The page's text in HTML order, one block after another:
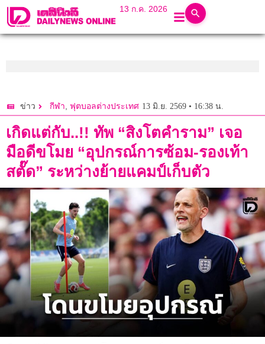
13 ก.ค. 2026
ข่าว กีฬา, ฟุตบอลต่างประเทศ 13 มิ.ย. 2569 • 16:38 น.
เกิดแต่กับ..!! ทัพ “สิงโตคำราม” เจอ
มือดีขโมย “อุปกรณ์การซ้อม-รองเท้า
สตั๊ด” ระหว่างย้ายแคมป์เก็บตัว